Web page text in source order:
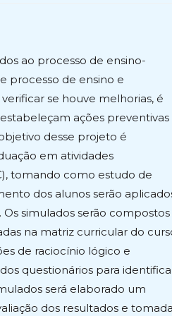
ao processo de ensino-
processo de ensino e
se houve melhorias, é
ações preventivas
desse projeto é
em atividades
tomando como estudo de
dos alunos serão
simulados serão compostos
na matriz curricular do
de raciocínio lógico e
questionários para
será elaborado um
dos resultados e